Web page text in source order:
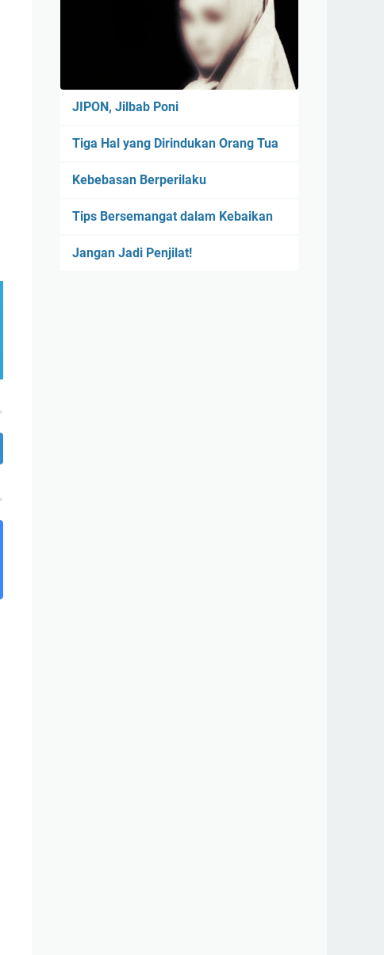
JIPON, Jilbab Poni
Tiga Hal yang Dirindukan Orang Tua
Kebebasan Berperilaku
Tips Bersemangat dalam Kebaikan
Jangan Jadi Penjilat!